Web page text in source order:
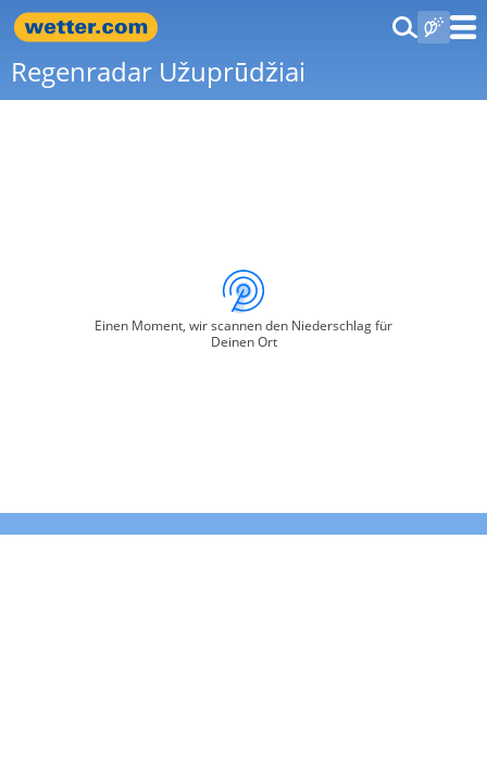
Regenradar Užuprūdžiai
Einen Moment, wir scannen den Niederschlag für
Deinen Ort